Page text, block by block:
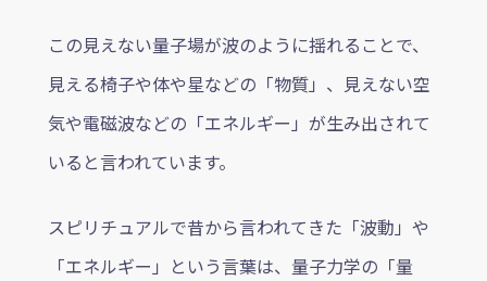
この見えない量子場が波のように揺れることで、
見える椅子や体や星などの「物質」、見えない空
気や電磁波などの「エネルギー」が生み出されて
いると言われています。
スピリチュアルで昔から言われてきた「波動」や
「エネルギー」という言葉は、量子力学の「量